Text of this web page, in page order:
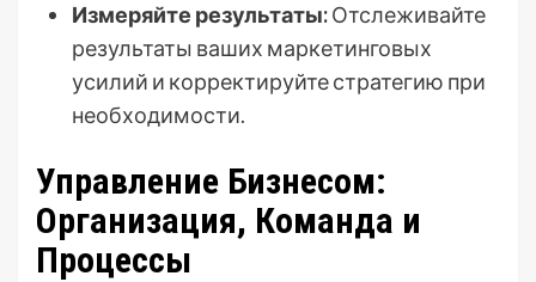
Измеряйте результаты:Отслеживайте
результаты ваших маркетинговых
усилий и корректируйте стратегию при
необходимости.
Управление Бизнесом:
Организация, Команда и
Процессы